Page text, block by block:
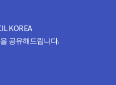
KOREA
공유해드립니다.